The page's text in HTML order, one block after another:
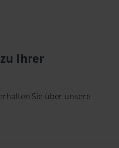
Ihrer
Sie über unsere